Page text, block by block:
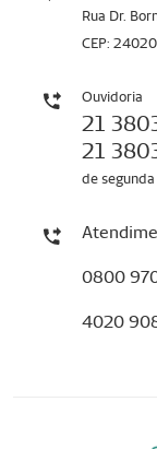
Rua Dr.
CEP:
Ouvidoria
21
21
de
0800
4020